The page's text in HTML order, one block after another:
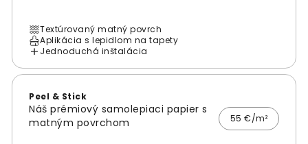
Textúrovaný matný povrch
Aplikácia s lepidlom na tapety
Jednoduchá inštalácia
Peel & Stick
Náš prémiový samolepiaci papier s
matným povrchom
55 €/m²